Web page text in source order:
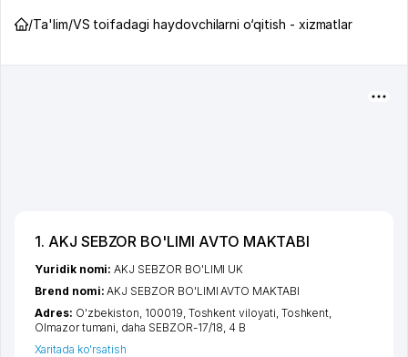
/Ta'lim/VS toifadagi haydovchilarni o‘qitish - xizmatlar
1. AKJ SEBZOR BO'LIMI AVTO MAKTABI
Yuridik nomi:AKJ SEBZOR BO'LIMI UK
Brend nomi:AKJ SEBZOR BO'LIMI AVTO MAKTABI
Adres: O'zbekiston, 100019, Toshkent viloyati Toshkent
Olmazor tumani daha SEBZOR-17/18 , 4 B
Xaritada ko'rsatish